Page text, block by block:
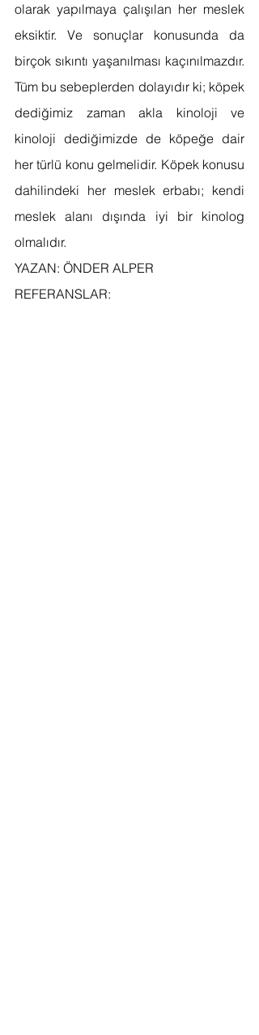
olarak yapılmaya çalışılan her meslek
eksiktir. Ve sonuçlar konusunda da
birçok sıkıntı yaşanılması kaçınılmazdır.
Tüm bu sebeplerden dolayıdır ki; köpek
dediğimiz zaman akla kinoloji ve
kinoloji dediğimizde de köpeğe dair
her türlü konu gelmelidir. Köpek konusu
dahilindeki her meslek erbabı; kendi
meslek alanı dışında iyi bir kinolog
olmalıdır.
YAZAN: ÖNDER ALPER
REFERANSLAR: